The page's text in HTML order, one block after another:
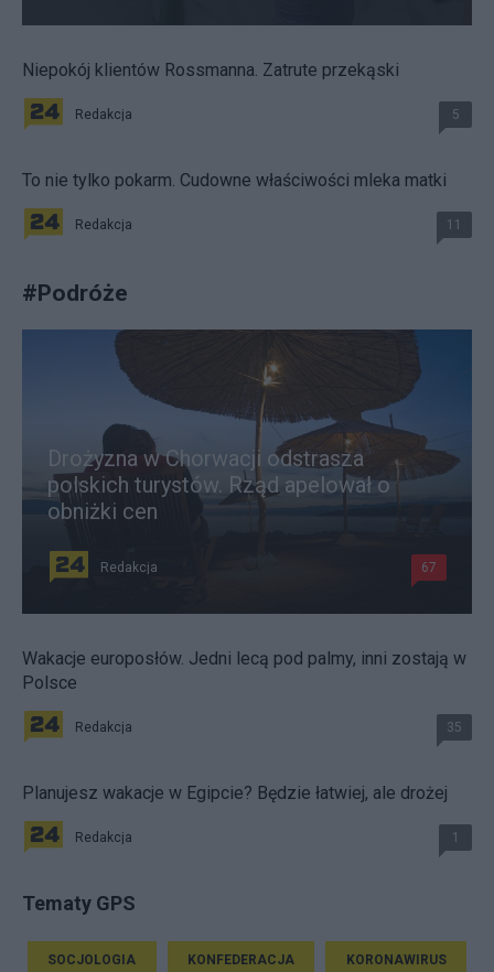
Niepokój klientów Rossmanna. Zatrute przekąski
Redakcja 5
To nie tylko pokarm. Cudowne właściwości mleka matki
Redakcja 11
#Podróże
Drożyzna w Chorwacji odstrasza
polskich turystów. Rząd apelował o
obniżki cen
Redakcja 67
Wakacje europosłów. Jedni lecą pod palmy, inni zostają w
Polsce
Redakcja 35
Planujesz wakacje w Egipcie? Będzie łatwiej, ale drożej
Redakcja 1
Tematy GPS
SOCJOLOGIA KONFEDERACJA KORONAWIRUS